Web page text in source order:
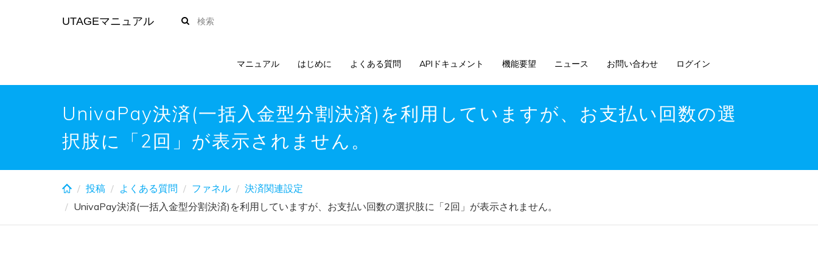
UTAGEマニュアル
マニュアル はじめに よくある質問 APIドキュメント 機能要望 ニュース お問い合わせ ログイン
UnivaPay決済(一括入金型分割決済)を利用していますが、お支払い回数の選
択肢に「2回」が表示されません。
投稿 よくある質問 ファネル
決済関連設定
UnivaPay決済(一括入金型分割決済)を利用していますが、お支払い回数の選択肢に「2回」が表示されません。